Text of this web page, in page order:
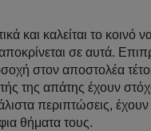
και καλείται το κοινό να
σε αυτά.
στον αποστολέα
της απάτης έχουν
περιπτώσεις,
θήματα τους.